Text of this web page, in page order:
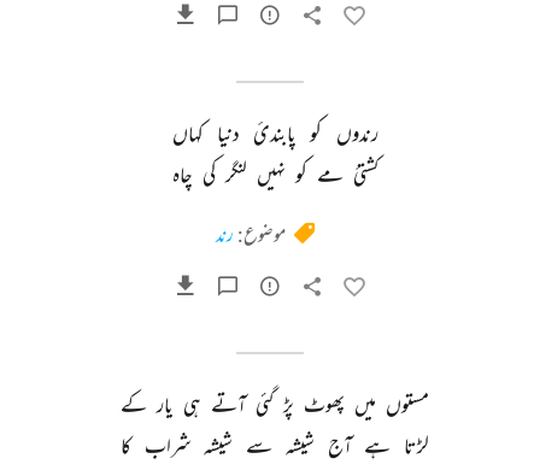
رندوں کو پابندیٔ دنیا کہاں
کشتیٔ مے کو نہیں لنگر کی چاہ
موضوع: رند
مستوں میں پھوٹ پڑ گئی آتے ہی یار کے
لڑتا ہے آج شیشہ سے شیشہ شراب کا